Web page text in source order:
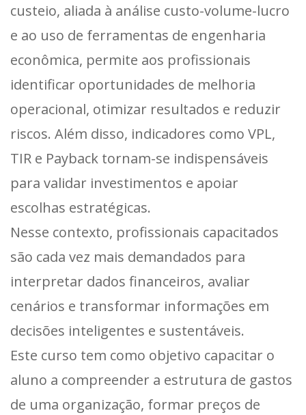
custeio, aliada à análise custo-volume-lucro
e ao uso de ferramentas de engenharia
econômica, permite aos profissionais
identificar oportunidades de melhoria
operacional, otimizar resultados e reduzir
riscos. Além disso, indicadores como VPL,
TIR e Payback tornam-se indispensáveis
para validar investimentos e apoiar
escolhas estratégicas.
Nesse contexto, profissionais capacitados
são cada vez mais demandados para
interpretar dados financeiros, avaliar
cenários e transformar informações em
decisões inteligentes e sustentáveis.
Este curso tem como objetivo capacitar o
aluno a compreender a estrutura de gastos
de uma organização, formar preços de